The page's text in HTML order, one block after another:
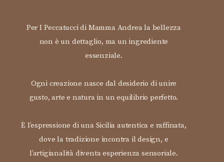
Per I Peccatucci di Mamma Andrea la bellezza
non è un dettaglio, ma un ingrediente
essenziale.
Ogni creazione nasce dal desiderio di unire
gusto, arte e natura in un equilibrio perfetto.
È l’espressione di una Sicilia autentica e raffinata,
dove la tradizione incontra il design, e
l’artigianalità diventa esperienza sensoriale.